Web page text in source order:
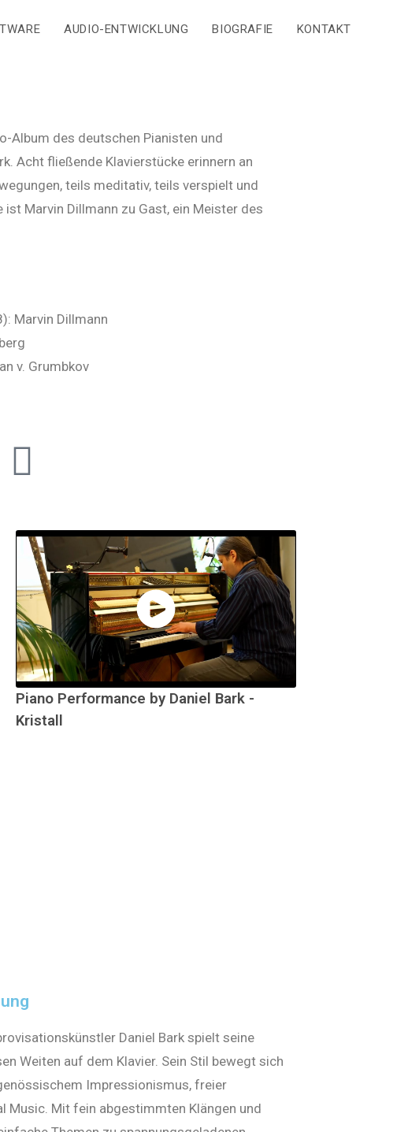
AUDIO-ENTWICKLUNG BIOGRAFIE KONTAKT
Album des deutschen Pianisten und
Acht fließende Klavierstücke erinnern an
teils meditativ, teils verspielt und
ist Marvin Dillmann zu Gast, ein Meister des
Marvin Dillmann
v. Grumbkov
Piano Performance by Daniel Bark -
Kristall
Daniel Bark spielt seine
Weiten auf dem Klavier. Sein Stil bewegt sich
Impressionismus, freier
Music. Mit fein abgestimmten Klängen und